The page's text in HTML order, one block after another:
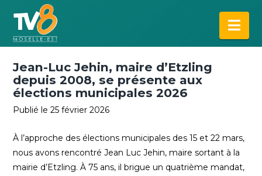
Jean-Luc Jehin, maire d’Etzling
depuis 2008, se présente aux
élections municipales 2026
Publié le 25 février 2026
À l’approche des élections municipales des 15 et 22 mars,
nous avons rencontré Jean Luc Jehin, maire sortant à la
mairie d’Etzling. À 75 ans, il brigue un quatrième mandat,